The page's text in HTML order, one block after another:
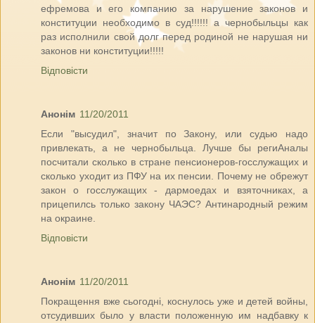
ефремова и его компанию за нарушение законов и
конституции необходимо в суд!!!!!! а чернобыльцы как
раз исполнили свой долг перед родиной не нарушая ни
законов ни конституции!!!!!
Відповісти
Анонім 11/20/2011
Если "высудил", значит по Закону, или судью надо
привлекать, а не чернобыльца. Лучше бы региАналы
посчитали сколько в стране пенсионеров-госслужащих и
сколько уходит из ПФУ на их пенсии. Почему не обрежут
закон о госслужащих - дармоедах и взяточниках, а
прицепилсь только закону ЧАЭС? Антинародный режим
на окраине.
Відповісти
Анонім 11/20/2011
Покращення вже сьогодні, коснулось уже и детей войны,
отсудивших было у власти положенную им надбавку к